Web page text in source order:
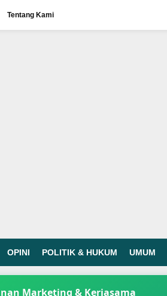
Tentang Kami
OPINI POLITIK & HUKUM UMUM
Marketing & Kerjasama